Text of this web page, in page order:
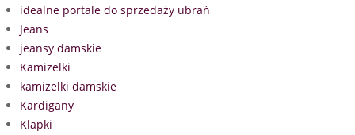
idealne portale do sprzedaży ubrań
Jeans
jeansy damskie
Kamizelki
kamizelki damskie
Kardigany
Klapki